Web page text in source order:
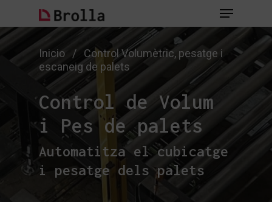
main
content
Menu
Inicio / Control Volumètric, pesatge i
escaneig de palets
Control de Volum
i Pes de palets
Automatitza el cubicatge
i pesatge dels palets
Close
Menu